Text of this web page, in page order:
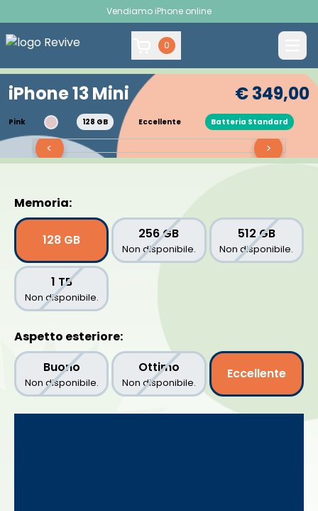
Vendiamo iPhone online
0
iPhone 13 Mini € 349,00
Pink 128 GB Eccellente Batteria Standard
>
<
Memoria:
128 GB 256 GB
Non disponibile.
512 GB
Non disponibile.
1 TB
Non disponibile.
Aspetto esteriore:
Buono
Non disponibile.
Ottimo
Non disponibile.
Eccellente